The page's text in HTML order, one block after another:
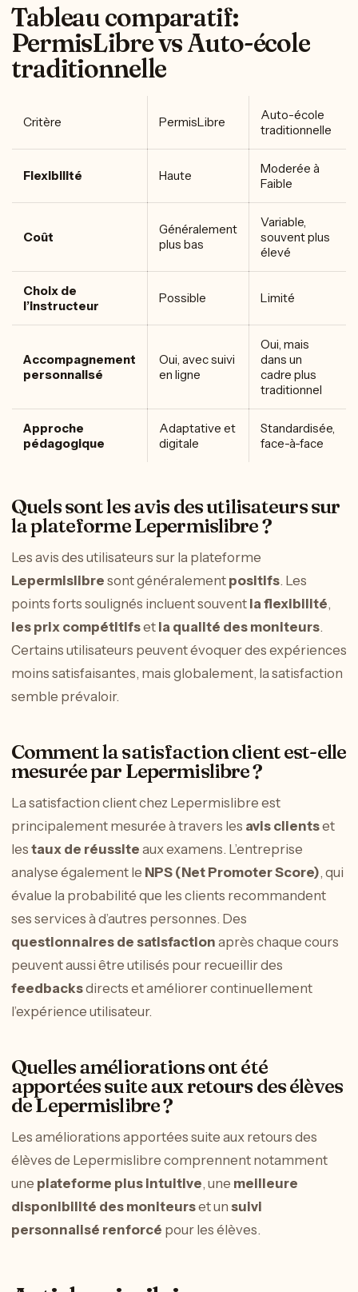
Tableau comparatif:
PermisLibre vs Auto-école
traditionnelle
Critère PermisLibre
Auto-école
traditionnelle
Flexibilité Haute
Moderée à
Faible
Coût
Généralement
plus bas
Variable,
souvent plus
élevé
Choix de
l’instructeur
Possible Limité
Accompagnement
personnalisé
Oui, avec suivi
en ligne
Oui, mais
dans un
cadre plus
traditionnel
Approche
pédagogique
Adaptative et
digitale
Standardisée,
face-à-face
Quels sont les avis des utilisateurs sur
la plateforme Lepermislibre ?
Les avis des utilisateurs sur la plateforme
Lepermislibre sont généralement positifs. Les
points forts soulignés incluent souvent la flexibilité,
les prix compétitifset la qualité des moniteurs.
Certains utilisateurs peuvent évoquer des expériences
moins satisfaisantes, mais globalement, la satisfaction
semble prévaloir.
Comment la satisfaction client est-elle
mesurée par Lepermislibre ?
La satisfaction client chez Lepermislibre est
principalement mesurée à travers les avis clientset
les taux de réussite aux examens. L’entreprise
analyse également le NPS (Net Promoter Score), qui
évalue la probabilité que les clients recommandent
ses services à d’autres personnes. Des
questionnaires de satisfaction après chaque cours
peuvent aussi être utilisés pour recueillir des
feedbacksdirects et améliorer continuellement
l’expérience utilisateur.
Quelles améliorations ont été
apportées suite aux retours des élèves
de Lepermislibre ?
Les améliorations apportées suite aux retours des
élèves de Lepermislibre comprennent notamment
une plateforme plus intuitive, une meilleure
disponibilité des moniteurset un suivi
personnalisé renforcé pour les élèves.